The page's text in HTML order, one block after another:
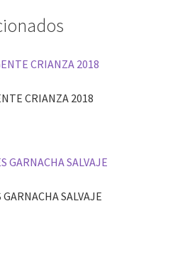
CRIANZA 2018
SALVAJE